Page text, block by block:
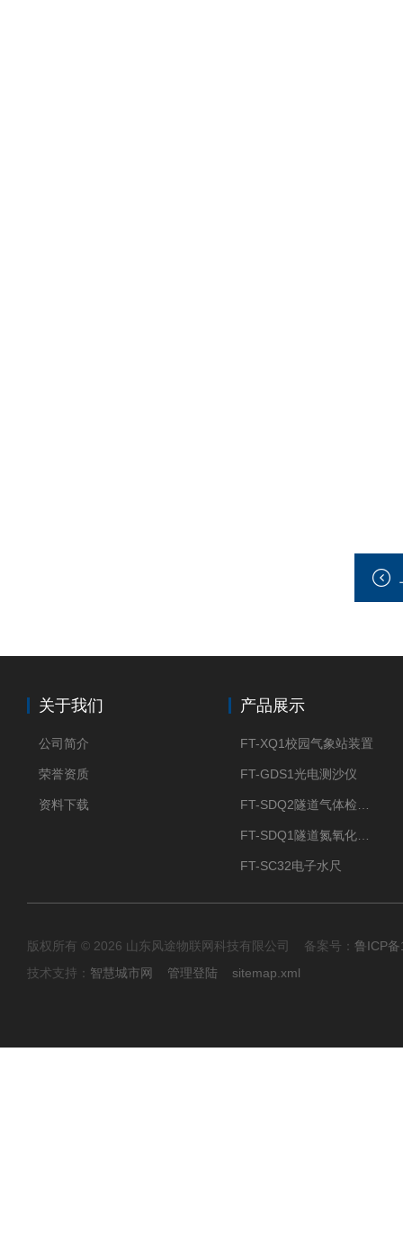
关于我们
公司简介
荣誉资质
资料下载
产品展示
FT-XQ1校园气象站装置
FT-GDS1光电测沙仪
FT-SC32电子水尺
版权所有 © 2026 山东风途物联网科技有限公司 备案号： 鲁ICP
技术支持： 智慧城市网 管理登陆 sitemap.xml